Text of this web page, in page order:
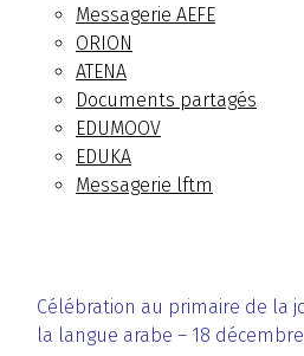
Messagerie AEFE
ORION
ATENA
Documents partagés
EDUMOOV
EDUKA
Messagerie lftm
Célébration au primaire de la
la langue arabe – 18 décembre